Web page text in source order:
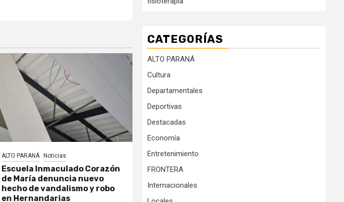
ALTO PARANÁ Noticias
Escuela Inmaculado Corazón
de María denuncia nuevo
hecho de vandalismo y robo
en Hernandarias
CATEGORÍAS
ALTO PARANÁ
Cultura
Departamentales
Deportivas
Destacadas
Economía
Entretenimiento
FRONTERA
Internacionales